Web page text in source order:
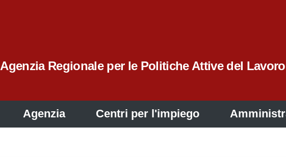
Agenzia Regionale per le Politiche Attive del Lavoro
Agenzia Centri per l'impiego